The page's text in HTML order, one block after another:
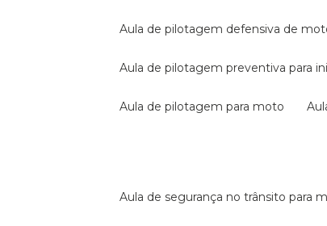
aula de pilotagem defensiva de
aula de pilotagem preventiva para
aula de pilotagem para moto
aula de segurança no trânsito para